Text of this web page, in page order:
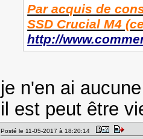
Par acquis de
SSD Crucial M4
http://
je n'en ai
il est peut être
Posté le 11-05-2017 à 18:20:14